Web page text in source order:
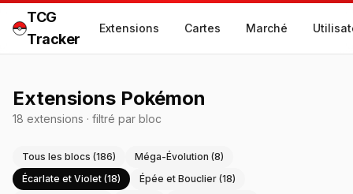
TCG
Tracker
Extensions Cartes Marché
Extensions Pokémon
18 extensions · filtré par bloc
Tous les blocs (186) Méga-Évolution (8)
Écarlate et Violet (18) Épée et Bouclier (18)